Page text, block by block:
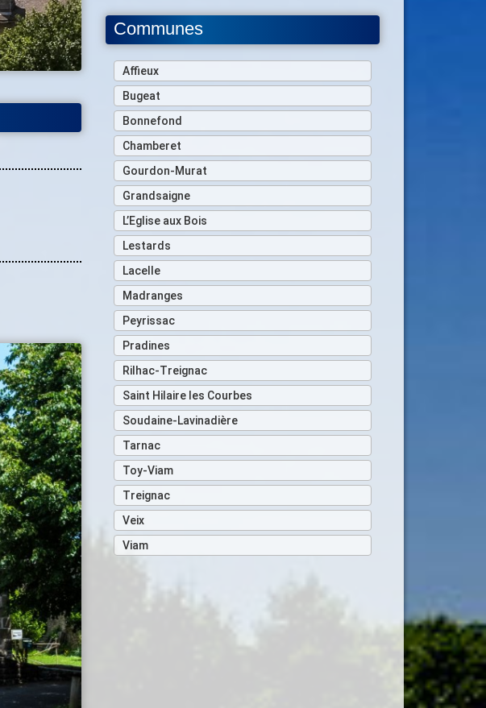
Communes
Affieux
Bugeat
Bonnefond
Chamberet
Gourdon-Murat
Grandsaigne
L’Eglise aux Bois
Lestards
Lacelle
Madranges
Peyrissac
Pradines
Rilhac-Treignac
Saint Hilaire les Courbes
Soudaine-Lavinadière
Tarnac
Toy-Viam
Treignac
Veix
Viam